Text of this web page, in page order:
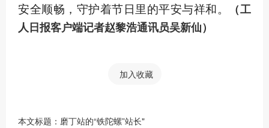
安全顺畅，守护着节日里的平安与祥和。
（工
人日报客户端记者赵黎浩通讯员吴新仙）
加入收藏
本文标题：磨丁站的“铁陀螺”站长"